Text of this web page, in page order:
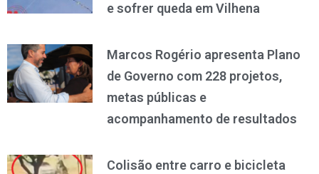
e sofrer queda em Vilhena
Marcos Rogério apresenta Plano
de Governo com 228 projetos,
metas públicas e
acompanhamento de resultados
Colisão entre carro e bicicleta